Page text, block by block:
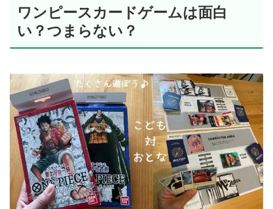
ワンピースカードゲームは面白
い？つまらない？